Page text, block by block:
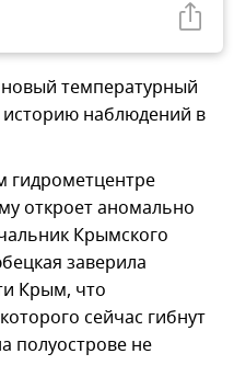
температурный
наблюдений в
гидрометцентре
откроет аномально
Крымского
заверила
Крым, что
сейчас гибнут
полуострове не